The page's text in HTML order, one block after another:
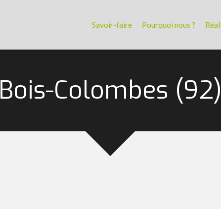
Savoir-faire Pourquoi nous ?
Bois-Colombes (92)